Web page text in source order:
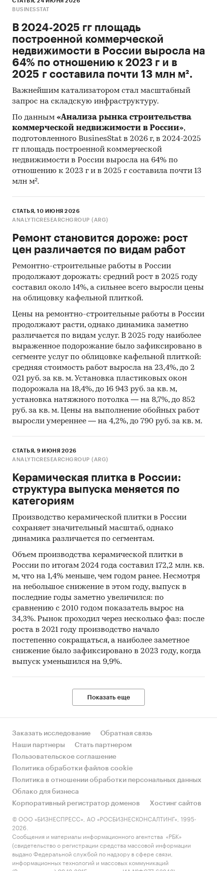
BUSINESSTAT
В 2024-2025 гг площадь
построенной коммерческой
недвижимости в России выросла на
64% по отношению к 2023 г и в
2025 г составила почти 13 млн м².
Важнейшим катализатором стал масштабный
запрос на складскую инфраструктуру.
По данным «Анализа рынка строительства
коммерческой недвижимости в России»,
подготовленного BusinesStat в 2026 г, в 2024-2025
гг площадь построенной коммерческой
недвижимости в России выросла на 64% по
отношению к 2023 г и в 2025 г составила почти 13
млн м².
СТАТЬЯ, 10 ИЮНЯ 2026
ANALYTICRESEARCHGROUP (ARG)
Ремонт становится дороже: рост
цен различается по видам работ
Ремонтно-строительные работы в России
продолжают дорожать: средний рост в 2025 году
составил около 14%, а сильнее всего выросли цены
на облицовку кафельной плиткой.
Цены на ремонтно-строительные работы в России
продолжают расти, однако динамика заметно
различается по видам услуг. В 2025 году наиболее
выраженное подорожание было зафиксировано в
сегменте услуг по облицовке кафельной плиткой:
средняя стоимость работ выросла на 23,4%, до 2
021 руб. за кв. м. Установка пластиковых окон
подорожала на 18,4%, до 16 943 руб. за кв. м,
установка натяжного потолка — на 8,7%, до 852
руб. за кв. м. Цены на выполнение обойных работ
выросли умереннее — на 4,2%, до 790 руб. за кв. м.
СТАТЬЯ, 9 ИЮНЯ 2026
ANALYTICRESEARCHGROUP (ARG)
Керамическая плитка в России:
структура выпуска меняется по
категориям
Производство керамической плитки в России
сохраняет значительный масштаб, однако
динамика различается по сегментам.
Объем производства керамической плитки в
России по итогам 2024 года составил 172,2 млн. кв.
м, что на 1,4% меньше, чем годом ранее. Несмотря
на небольшое снижение в этом году, выпуск в
последние годы заметно увеличился: по
сравнению с 2010 годом показатель вырос на
34,3%. Рынок проходил через несколько фаз: после
роста в 2021 году производство начало
постепенно сокращаться, а наиболее заметное
снижение было зафиксировано в 2023 году, когда
выпуск уменьшился на 9,9%.
Показать еще
Заказать исследование
Обратная связь
Наши партнеры
Стать партнером
Пользовательское соглашение
Политика обработки файлов cookie
Политика в отношении обработки персональных данных
Облако для бизнеса
Корпоративный регистратор доменов
Хостинг сайтов
© ООО «БИЗНЕСПРЕСС», АО «РОСБИЗНЕСКОНСАЛТИНГ», 1995-
2026.
Сообщения и материалы информационного агентства «РБК»
(свидетельство о регистрации средства массовой информации
выдано Федеральной службой по надзору в сфере связи,
информационных технологий и массовых коммуникаций